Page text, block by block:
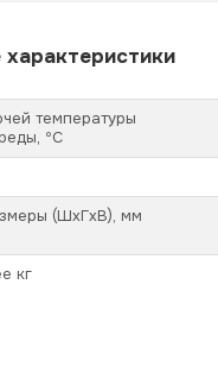
температуры
ºС
(ШхГхВ), мм
кг